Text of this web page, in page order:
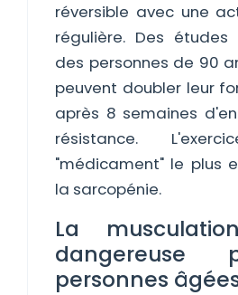
réversible avec une
régulière. Des
des personnes de 90
peuvent doubler leur
après 8 semaines
résistance.
"médicament" le plus
la sarcopénie.
La
dangereuse
personnes